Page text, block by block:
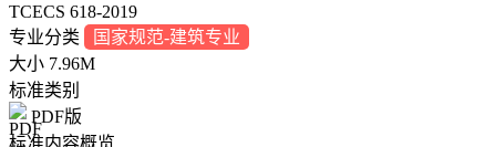
TCECS 618-2019
专业分类
国家规范-建筑专业
大小 7.96M
标准类别
PDF版
标准内容概览